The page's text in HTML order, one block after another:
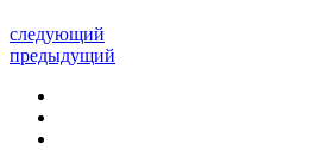
следующий
предыдущий